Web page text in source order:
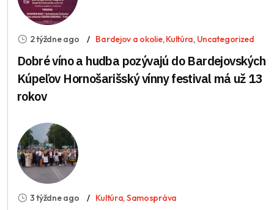
2 týždne ago Bardejov a okolie,Kultúra, Uncategorized
Dobré víno a hudba pozývajú do Bardejovských
Kúpeľov Hornošarišský vínny festival má už 13
rokov
3 týždne ago Kultúra,Samospráva